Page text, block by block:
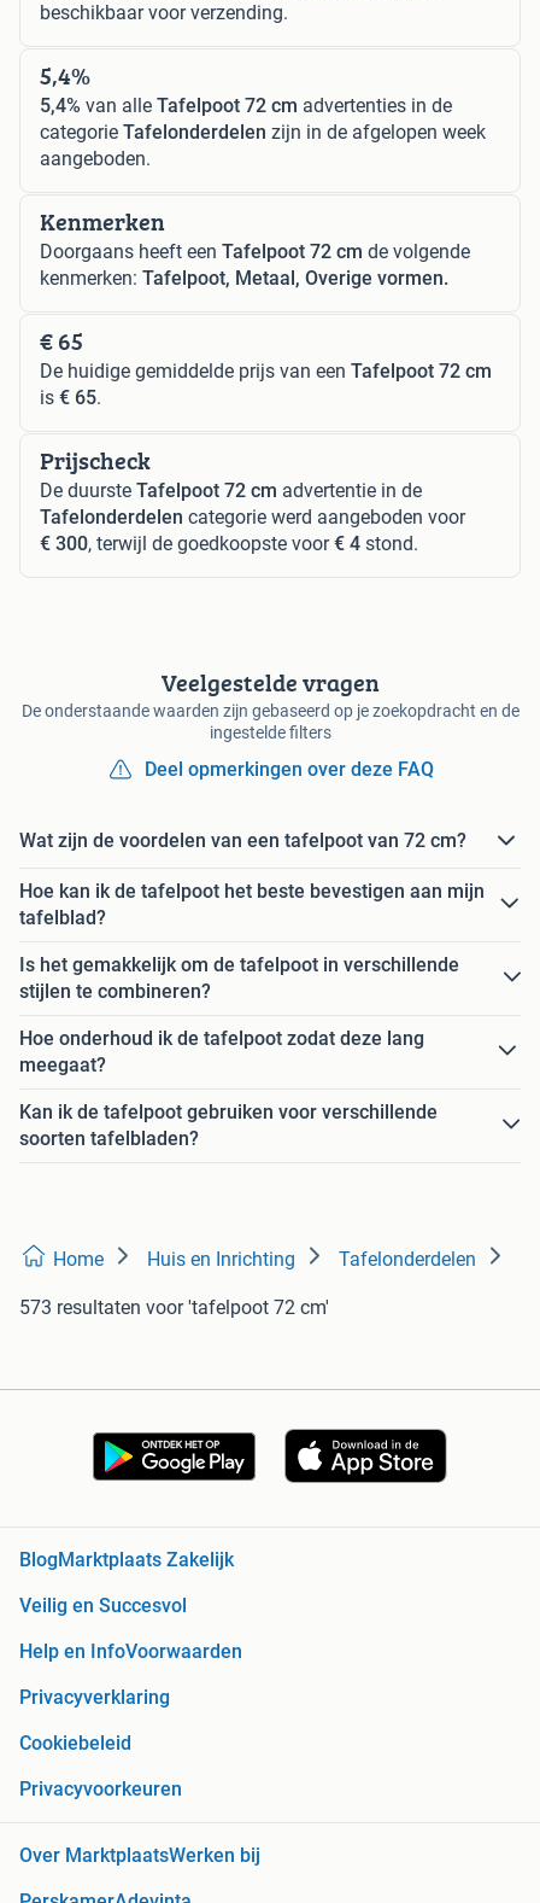
beschikbaar voor verzending.
5,4%
5,4% van alle Tafelpoot 72 cm advertenties in de
categorie Tafelonderdelen zijn in de afgelopen week
aangeboden.
Kenmerken
Doorgaans heeft een Tafelpoot 72 cm de volgende
kenmerken: Tafelpoot, Metaal, Overige vormen.
€ 65
De huidige gemiddelde prijs van een Tafelpoot 72 cm
is € 65.
Prijscheck
De duurste Tafelpoot 72 cm advertentie in de
Tafelonderdelen categorie werd aangeboden voor
€ 300, terwijl de goedkoopste voor€ 4 stond.
Veelgestelde vragen
De onderstaande waarden zijn gebaseerd op je zoekopdracht en de
ingestelde filters
Deel opmerkingen over deze FAQ
Wat zijn de voordelen van een tafelpoot van 72 cm?
Hoe kan ik de tafelpoot het beste bevestigen aan mijn
tafelblad?
Is het gemakkelijk om de tafelpoot in verschillende
stijlen te combineren?
Hoe onderhoud ik de tafelpoot zodat deze lang
meegaat?
Kan ik de tafelpoot gebruiken voor verschillende
soorten tafelbladen?
Home Huis en Inrichting Tafelonderdelen
573 resultaten voor 'tafelpoot 72 cm'
BlogMarktplaats Zakelijk
Veilig en Succesvol
Help en InfoVoorwaarden
Privacyverklaring
Cookiebeleid
Privacyvoorkeuren
Over MarktplaatsWerken bij